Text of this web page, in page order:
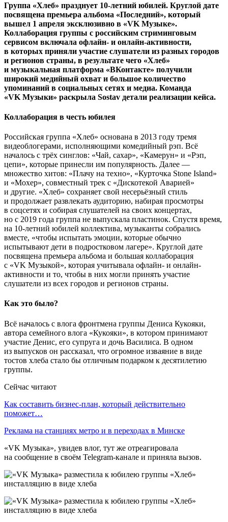
Группа «Хлеб» празднует 10-летний юбилей. Круглой дате
посвящена премьера альбома «Последний», который
вышел 1 апреля эксклюзивно в «VK Музыке».
Коллаборация группы с российским стриминговым
сервисом включала офлайн- и онлайн-активности,
в которых приняли участие слушатели из разных городов
и регионов страны, в результате чего «Хлеб»
и музыкальная платформа «ВКонтакте» получили
широкий медийный охват и большое количество
упоминаний в социальных сетях и медиа. Команда
«VK Музыки» раскрыла Sostav детали реализации кейса.
Коллаборация в честь юбилея
Российская группа «Хлеб» основана в 2013 году тремя
видеоблогерами, исполняющими комедийный рэп. Всё
началось с трёх синглов: «Чай, сахар», «Камерун» и «Рэп,
цепи», которые принесли им популярность. Далее —
множество хитов: «Плачу на техно», «Курточка Stone Island»
и «Мохер», совместный трек с «Дискотекой Аварией»
и другие. «Хлеб» сохраняет свой несерьёзный стиль
и продолжает развлекать аудиторию, набирая просмотры
в соцсетях и собирая слушателей на своих концертах,
но с 2019 года группа не выпускала пластинок. Спустя время,
на 10-летний юбилей коллектива, музыканты собрались
вместе, «чтобы испытать эмоции, которые обычно
испытывают дети в подростковом лагере». Круглой дате
посвящена премьера альбома и большая коллаборация
с «VK Музыкой», которая учитывала офлайн- и онлайн-
активности и то, чтобы в них могли принять участие
слушатели из всех городов и регионов страны.
Как это было?
Всё началось с влога фронтмена группы Дениса Кукояки,
автора семейного влога «Кукояки», в котором принимают
участие Денис, его супруга и дочь Василиса. В одном
из выпусков он рассказал, что огромное изваяние в виде
тостов хлеба стало бы отличным подарком к десятилетию
группы.
Сейчас читают
Как составить бизнес-план, который действительно
поможет…
Реклама на станциях метро и в переходах в Минске
«VK Музыка», увидев влог, тут же отреагировала
на сообщение в своём Telegram-канале и приняла вызов.